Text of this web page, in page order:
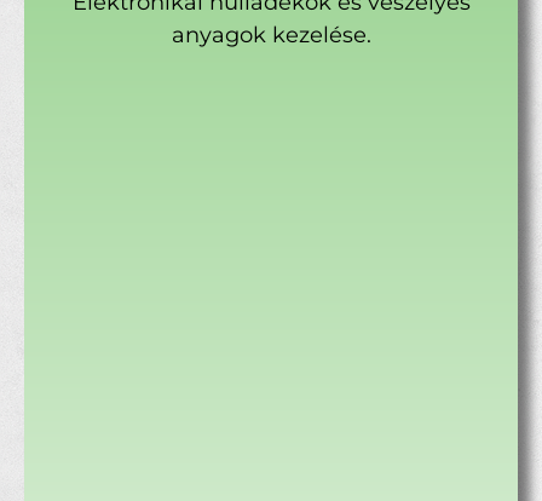
anyagok kezelése.